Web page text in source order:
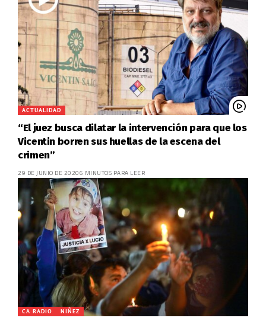
ACTUALIDAD
“El juez busca dilatar la intervención para que los
Vicentin borren sus huellas de la escena del
crimen”
29 DE JUNIO DE 20206 MINUTOS PARA LEER
CA RADIO NIÑEZ